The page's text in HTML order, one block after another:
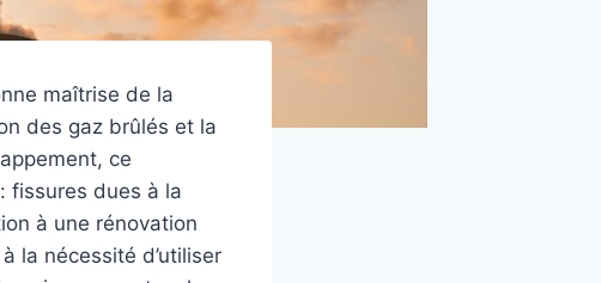
maîtrise de la
des gaz brûlés et la
ce
fissures dues à la
à une rénovation
la nécessité d’utiliser